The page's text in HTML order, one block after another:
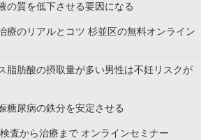
の質を低下させる要因になる
療のリアルとコツ 杉並区の無料オンライン
脂肪酸の摂取量が多い男性は不妊リスクが
糖尿病の鉄分を安定させる
査から治療まで オンラインセミナー